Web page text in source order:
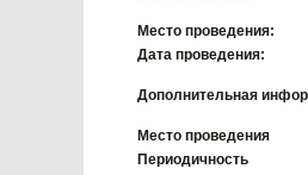
Место проведения:
Дата проведения:
Дополнительная
Место проведения
Периодичность